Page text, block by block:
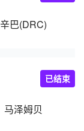
辛巴(DRC)
马泽姆贝
已结束